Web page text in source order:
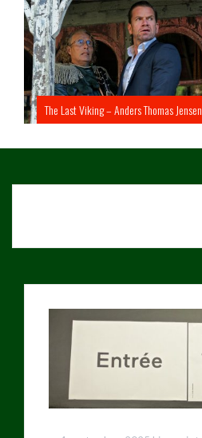
The Last Viking – Anders Thomas Jensen